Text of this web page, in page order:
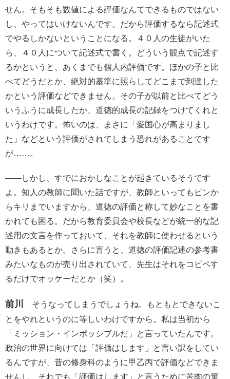
せん。そもそも数値による評価なんてできるものではない
し、やってはいけないんです。だから評価するなら記述式
でやるしかないということになる。４０人の生徒がいた
ら、４０人について記述式で書く。どういう観点で記述す
るかというと、あくまでも個人内評価です。ほかの子と比
べてどうだとか、絶対的基準に照らしてどこまで到達した
かという評価などできません。その子が以前と比べてどう
いうふうに成長したか、道徳的成長の記録をつけてくれと
いうわけです。怖いのは、まさに「愛国心が高まりまし
た」などという評価がされてしまう恐れがあることです
が……。
――しかし、すでにおかしなことが起きているそうです
よ。知人の教師に聞いた話ですが、教師といってもピンか
らキリまでいますから、道徳の評価と称して妙なことを書
かれても困る。だから教育委員会や校長などが統一的な記
述用の文言を作っておいて、それを教師に使わせるという
動きもあるとか。さらに言うと、道徳の評価記述の参考書
みたいなものが売り出されていて、先生はそれをコピペす
るだけでオッケーだとか（笑）。
前川
そうなってしまうでしょうね。もともとできないこ
とをやれというのに等しいわけですから。私は当初から
「ミッション・インポッシブルだ」と言っていたんです。
政治の世界に向けては「評価はします」と言い訳をしてい
るんですが、昔の修身科のように甲乙丙で評価などできま
せんし、それでも「評価はします」と言うために苦肉の策